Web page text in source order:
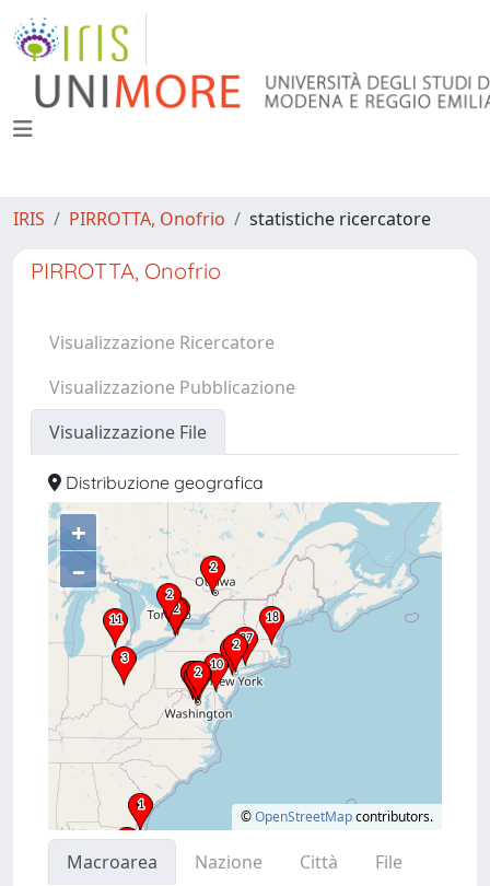
IRIS PIRROTTA, Onofrio statistiche ricercatore
PIRROTTA, Onofrio
Visualizzazione Ricercatore
Visualizzazione Pubblicazione
Visualizzazione File
Distribuzione geografica
+
–
©OpenStreetMapcontributors.
Macroarea Nazione Città
File